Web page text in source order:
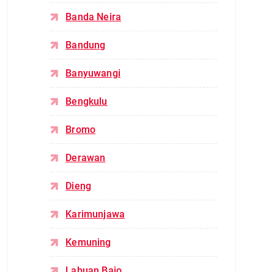
Banda Neira
Bandung
Banyuwangi
Bengkulu
Bromo
Derawan
Dieng
Karimunjawa
Kemuning